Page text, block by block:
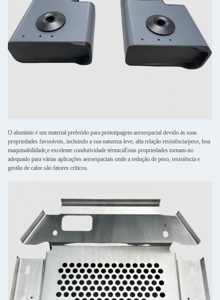
O alumínio é um material preferido para prototipagem aeroespacial devido às suas
propriedades favoráveis, incluindo a sua natureza leve, alta relação resistência/peso, boa
maquinabilidade,e excelente condutividade térmicaEstas propriedades tornam-no
adequado para várias aplicações aeroespaciais onde a redução de peso, resistência e
gestão de calor são fatores críticos.